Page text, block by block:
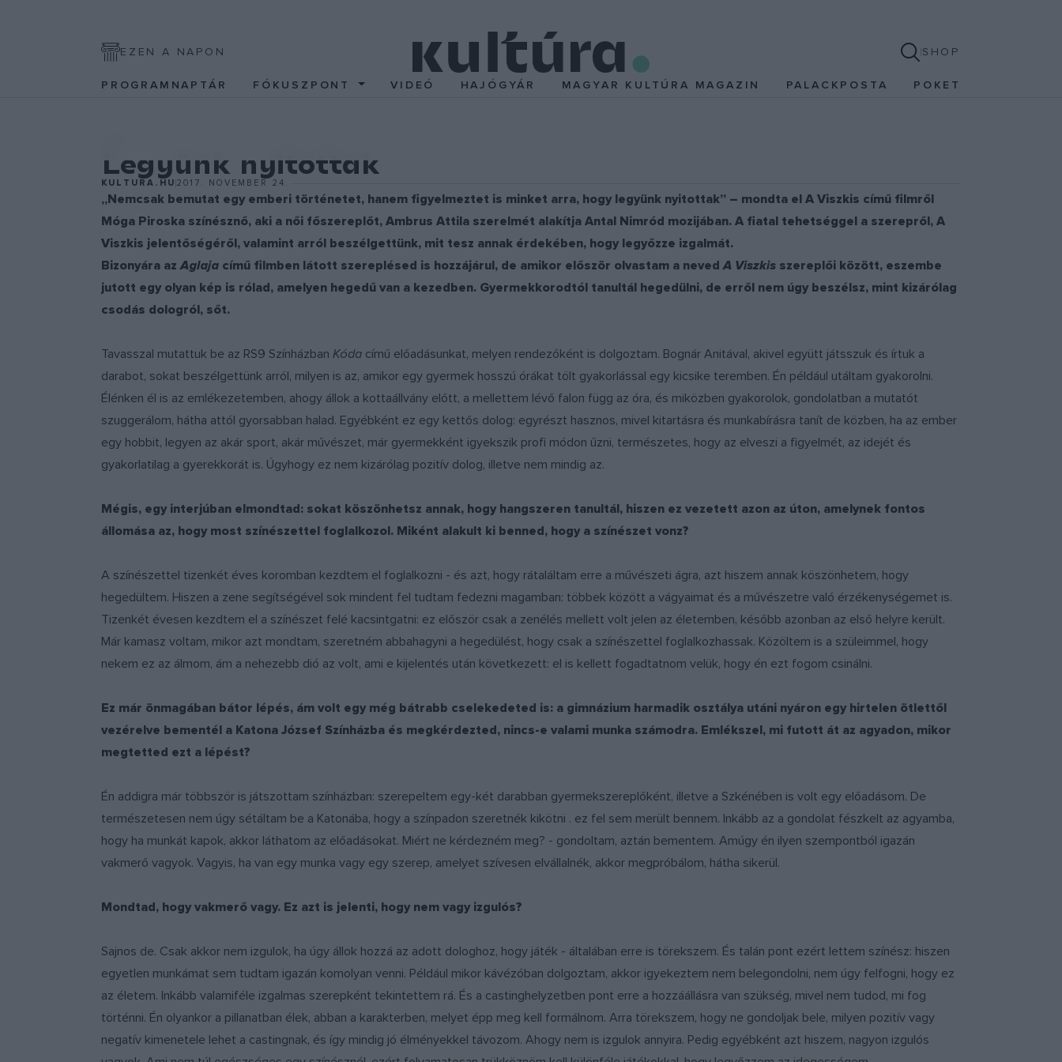
EZEN A NAPON SHOP
PROGRAMNAPTÁR FÓKUSZPONT VIDEÓ HAJÓGYÁR MAGYAR KULTÚRA MAGAZIN PALACKPOSTA POKET
Legyünk nyitottak
KULTURA.HU 2017. NOVEMBER 24.
„Nemcsak bemutat egy emberi történetet, hanem figyelmeztet is minket arra, hogy legyünk nyitottak” – mondta el A Viszkis című filmről
Móga Piroska színésznő, aki a női főszereplőt, Ambrus Attila szerelmét alakítja Antal Nimród mozijában. A fiatal tehetséggel a szerepről, A
Viszkis jelentőségéről, valamint arról beszélgettünk, mit tesz annak érdekében, hogy legyőzze izgalmát.
Bizonyára azAglaja című filmben látott szereplésed is hozzájárul, de amikor először olvastam a nevedA Viszkis szereplői között, eszembe
jutott egy olyan kép is rólad, amelyen hegedű van a kezedben. Gyermekkorodtól tanultál hegedülni, de erről nem úgy beszélsz, mint kizárólag
csodás dologról, sőt.
Tavasszal mutattuk be az RS9 Színházban Kóda című előadásunkat, melyen rendezőként is dolgoztam. Bognár Anitával, akivel együtt játsszuk és írtuk a
darabot, sokat beszélgettünk arról, milyen is az, amikor egy gyermek hosszú órákat tölt gyakorlással egy kicsike teremben. Én például utáltam gyakorolni.
Élénken él is az emlékezetemben, ahogy állok a kottaállvány előtt, a mellettem lévő falon függ az óra, és miközben gyakorolok, gondolatban a mutatót
szuggerálom, hátha attól gyorsabban halad. Egyébként ez egy kettős dolog: egyrészt hasznos, mivel kitartásra és munkabírásra tanít de közben, ha az ember
egy hobbit, legyen az akár sport, akár művészet, már gyermekként igyekszik profi módon űzni, természetes, hogy az elveszi a figyelmét, az idejét és
gyakorlatilag a gyerekkorát is. Úgyhogy ez nem kizárólag pozitív dolog, illetve nem mindig az.
Mégis, egy interjúban elmondtad: sokat köszönhetsz annak, hogy hangszeren tanultál, hiszen ez vezetett azon az úton, amelynek fontos
állomása az, hogy most színészettel foglalkozol. Miként alakult ki benned, hogy a színészet vonz?
A színészettel tizenkét éves koromban kezdtem el foglalkozni - és azt, hogy rátaláltam erre a művészeti ágra, azt hiszem annak köszönhetem, hogy
hegedültem. Hiszen a zene segítségével sok mindent fel tudtam fedezni magamban: többek között a vágyaimat és a művészetre való érzékenységemet is.
Tizenkét évesen kezdtem el a színészet felé kacsintgatni: ez először csak a zenélés mellett volt jelen az életemben, később azonban az első helyre került.
Már kamasz voltam, mikor azt mondtam, szeretném abbahagyni a hegedülést, hogy csak a színészettel foglalkozhassak. Közöltem is a szüleimmel, hogy
nekem ez az álmom, ám a nehezebb dió az volt, ami e kijelentés után következett: el is kellett fogadtatnom velük, hogy én ezt fogom csinálni.
Ez már önmagában bátor lépés, ám volt egy még bátrabb cselekedeted is: a gimnázium harmadik osztálya utáni nyáron egy hirtelen ötlettől
vezérelve bementél a Katona József Színházba és megkérdezted, nincs-e valami munka számodra. Emlékszel, mi futott át az agyadon, mikor
megtetted ezt a lépést?
Én addigra már többször is játszottam színházban: szerepeltem egy-két darabban gyermekszereplőként, illetve a Szkénében is volt egy előadásom. De
természetesen nem úgy sétáltam be a Katonába, hogy a színpadon szeretnék kikötni . ez fel sem merült bennem. Inkább az a gondolat fészkelt az agyamba,
hogy ha munkát kapok, akkor láthatom az előadásokat. Miért ne kérdezném meg? - gondoltam, aztán bementem. Amúgy én ilyen szempontból igazán
vakmerő vagyok. Vagyis, ha van egy munka vagy egy szerep, amelyet szívesen elvállalnék, akkor megpróbálom, hátha sikerül.
Mondtad, hogy vakmerő vagy. Ez azt is jelenti, hogy nem vagy izgulós?
Sajnos de. Csak akkor nem izgulok, ha úgy állok hozzá az adott dologhoz, hogy játék - általában erre is törekszem. És talán pont ezért lettem színész: hiszen
egyetlen munkámat sem tudtam igazán komolyan venni. Például mikor kávézóban dolgoztam, akkor igyekeztem nem belegondolni, nem úgy felfogni, hogy ez
az életem. Inkább valamiféle izgalmas szerepként tekintettem rá. És a castinghelyzetben pont erre a hozzáállásra van szükség, mivel nem tudod, mi fog
történni. Én olyankor a pillanatban élek, abban a karakterben, melyet épp meg kell formálnom. Arra törekszem, hogy ne gondoljak bele, milyen pozitív vagy
negatív kimenetele lehet a castingnak, és így mindig jó élményekkel távozom. Ahogy nem is izgulok annyira. Pedig egyébként azt hiszem, nagyon izgulós